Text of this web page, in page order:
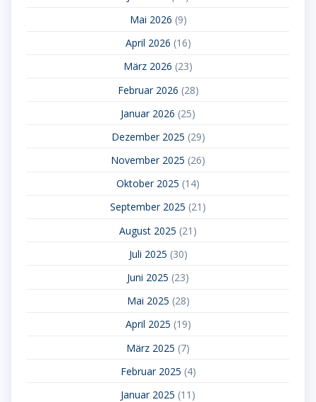
Mai 2026 (9)
April 2026 (16)
März 2026 (23)
Februar 2026 (28)
Januar 2026 (25)
Dezember 2025 (29)
November 2025 (26)
Oktober 2025 (14)
September 2025 (21)
August 2025 (21)
Juli 2025 (30)
Juni 2025 (23)
Mai 2025 (28)
April 2025 (19)
März 2025 (7)
Februar 2025 (4)
Januar 2025 (11)